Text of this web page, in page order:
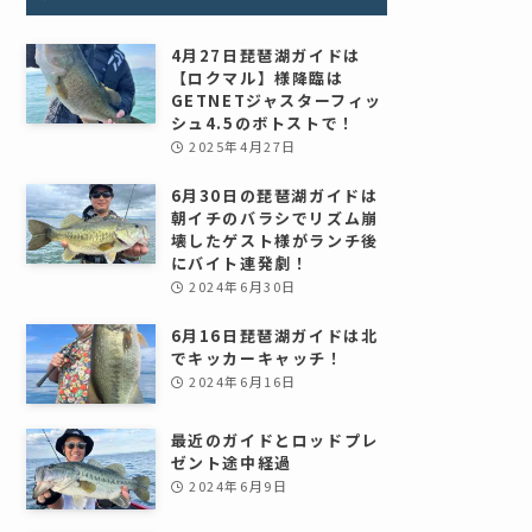
4月27日琵琶湖ガイドは
【ロクマル】様降臨は
GETNETジャスターフィッ
シュ4.5のボトストで！
2025年4月27日
6月30日の琵琶湖ガイドは
朝イチのバラシでリズム崩
壊したゲスト様がランチ後
にバイト連発劇！
2024年6月30日
6月16日琵琶湖ガイドは北
でキッカーキャッチ！
2024年6月16日
最近のガイドとロッドプレ
ゼント途中経過
2024年6月9日